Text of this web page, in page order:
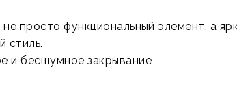
просто функциональный элемент, а
стиль.
и бесшумное закрывание